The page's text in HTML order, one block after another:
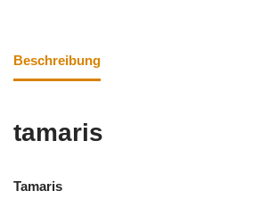
Beschreibung
tamaris
Tamaris